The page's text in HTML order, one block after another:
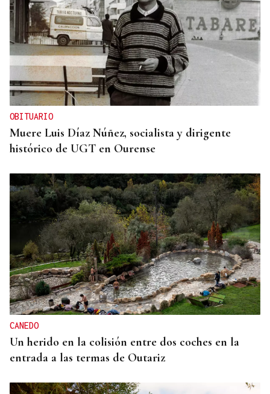
OBITUARIO
Muere Luis Díaz Núñez, socialista y dirigente
histórico de UGT en Ourense
CANEDO
Un herido en la colisión entre dos coches en la
entrada a las termas de Outariz